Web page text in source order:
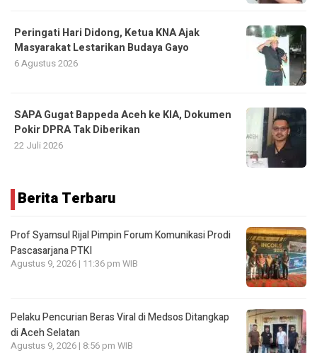
Peringati Hari Didong, Ketua KNA Ajak
Masyarakat Lestarikan Budaya Gayo
6 Agustus 2026
SAPA Gugat Bappeda Aceh ke KIA, Dokumen
Pokir DPRA Tak Diberikan
22 Juli 2026
Berita Terbaru
Prof Syamsul Rijal Pimpin Forum Komunikasi Prodi
Pascasarjana PTKI
Agustus 9, 2026 | 11:36 pm WIB
Pelaku Pencurian Beras Viral di Medsos Ditangkap
di Aceh Selatan
Agustus 9, 2026 | 8:56 pm WIB